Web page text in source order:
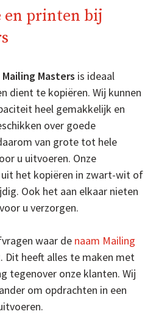
en printen bij
Masters is ideaal
dient te kopiëren. Wij kunnen
heel gemakkelijk en
over goede
van grote tot hele
u uitvoeren. Onze
het kopiëren in zwart-wit of
Ook het aan elkaar nieten
u verzorgen.
waar de naam Mailing
Dit heeft alles te maken met
tegenover onze klanten. Wij
om opdrachten in een